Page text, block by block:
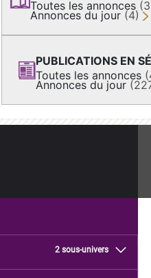
Toutes les annonces
Annonces du jour (4)
PUBLICATIONS EN
Toutes les annonces
Annonces du jour
2 sous-univers